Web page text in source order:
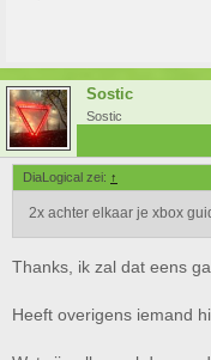
Sostic
Sostic
DiaLogical zei: ↑
2x achter elkaar je xbox
Thanks, ik zal dat eens
Heeft overigens iemand